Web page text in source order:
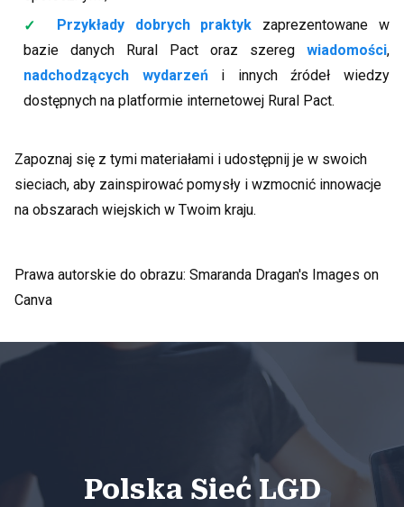
Przykłady dobrych praktyk zaprezentowane w
bazie danych Rural Pact oraz szereg wiadomości,
nadchodzących wydarzeńi innych źródeł wiedzy
dostępnych na platformie internetowej Rural Pact.
Zapoznaj się z tymi materiałami i udostępnij je w swoich
sieciach, aby zainspirować pomysły i wzmocnić innowacje
na obszarach wiejskich w Twoim kraju.
Prawa autorskie do obrazu: Smaranda Dragan's Images on
Canva
Polska Sieć LGD